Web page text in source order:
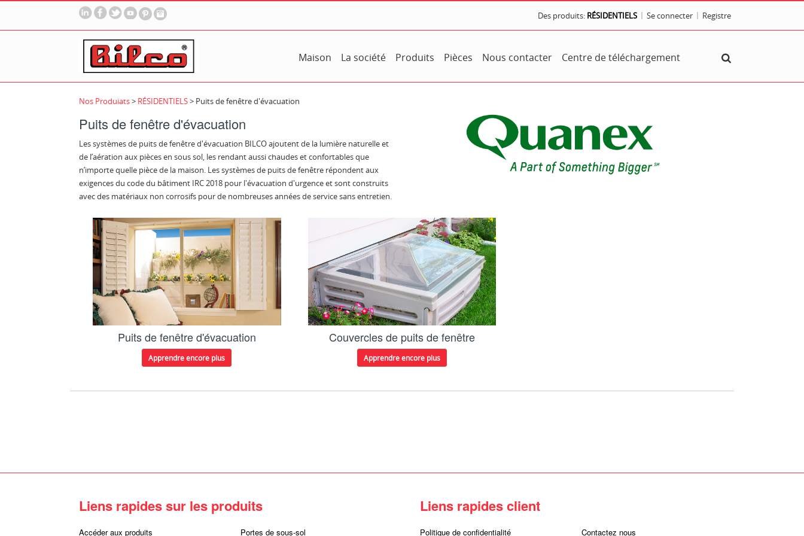
Des produits: RÉSIDENTIELS Se connecter Registre
Maison La société Produits Pièces Nous contacter Centre de téléchargement
Nos Produiats> RÉSIDENTIELS> Puits de fenêtre d'évacuation
Puits de fenêtre d'évacuation
Les systèmes de puits de fenêtre d'évacuation BILCO ajoutent de la lumière naturelle et
de l’aération aux pièces en sous sol, les rendant aussi chaudes et confortables que
n’importe quelle pièce de la maison. Les systèmes de puits de fenêtre répondent aux
exigences du code du bâtiment IRC 2018 pour l'évacuation d'urgence et sont construits
avec des matériaux non corrosifs pour de nombreuses années de service sans entretien.
Puits de fenêtre d'évacuation
Apprendre encore plus
Couvercles de puits de fenêtre
Apprendre encore plus
Liens rapides sur les produits
Accéder aux produits Portes de sous-sol
Liens rapides client
Politique de confidentialité Contactez nous